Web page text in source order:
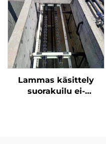
kiskaisin
Lammas käsittely
suorakuilu ei-